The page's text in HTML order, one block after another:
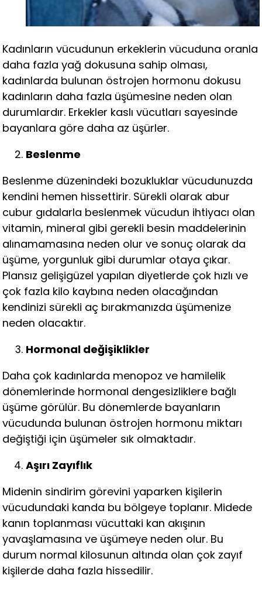
Kadınların vücudunun erkeklerin vücuduna oranla
daha fazla yağ dokusuna sahip olması,
kadınlarda bulunan östrojen hormonu dokusu
kadınların daha fazla üşümesine neden olan
durumlardır. Erkekler kaslı vücutları sayesinde
bayanlara göre daha az üşürler.
Beslenme
Beslenme düzenindeki bozukluklar vücudunuzda
kendini hemen hissettirir. Sürekli olarak abur
cubur gıdalarla beslenmek vücudun ihtiyacı olan
vitamin, mineral gibi gerekli besin maddelerinin
alınamamasına neden olur ve sonuç olarak da
üşüme, yorgunluk gibi durumlar otaya çıkar.
Plansız gelişigüzel yapılan diyetlerde çok hızlı ve
çok fazla kilo kaybına neden olacağından
kendinizi sürekli aç bırakmanızda üşümenize
neden olacaktır.
Hormonal değişiklikler
Daha çok kadınlarda menopoz ve hamilelik
dönemlerinde hormonal dengesizliklere bağlı
üşüme görülür. Bu dönemlerde bayanların
vücudunda bulunan östrojen hormonu miktarı
değiştiği için üşümeler sık olmaktadır.
Aşırı Zayıflık
Midenin sindirim görevini yaparken kişilerin
vücudundaki kanda bu bölgeye toplanır. Midede
kanın toplanması vücuttaki kan akışının
yavaşlamasına ve üşümeye neden olur. Bu
durum normal kilosunun altında olan çok zayıf
kişilerde daha fazla hissedilir.